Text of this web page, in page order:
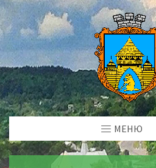
МЕНЮ